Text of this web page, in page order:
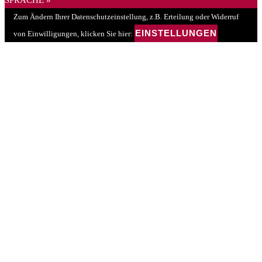
Zum Ändern Ihrer Datenschutzeinstellung, z.B. Erteilung oder Widerruf
von Einwilligungen, klicken Sie hier: EINSTELLUNGEN